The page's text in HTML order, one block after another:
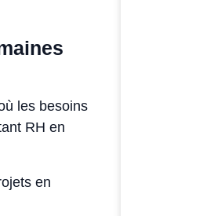
les besoins
RH en
en